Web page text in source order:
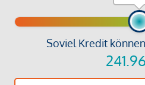
Soviel Kredit